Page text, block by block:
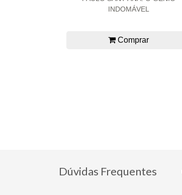
INDOMÁVEL
Comprar
Dúvidas Frequentes